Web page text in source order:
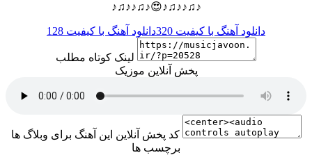
♪♫♪♪♫♪😍♪♫♪♪♫♪
دانلود آهنگ با کیفیت 320 دانلود آهنگ با کیفیت 128
لینک کوتاه مطلب
پخش آنلاین موزیک
کد پخش آنلاین این آهنگ برای وبلاگ ها
برچسب ها